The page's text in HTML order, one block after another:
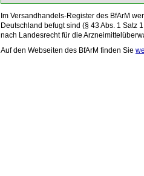
Im Versandhandels-Register des BfArM
Deutschland befugt sind (§ 43 Abs. 1 Satz
nach Landesrecht für die
Auf den Webseiten des BfArM finden Sie